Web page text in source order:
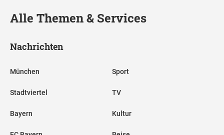
Alle Themen & Services
Nachrichten
München
Stadtviertel
Bayern
Sport
TV
Kultur